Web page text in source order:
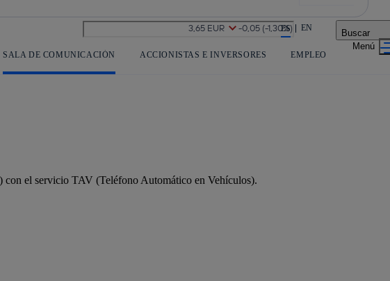
La acción en accionistas e inversores ES EN Buscar
SALA DE COMUNICACIÓN ACCIONISTAS E INVERSORES EMPLEO
con el servicio TAV (Teléfono Automático en Vehículos).